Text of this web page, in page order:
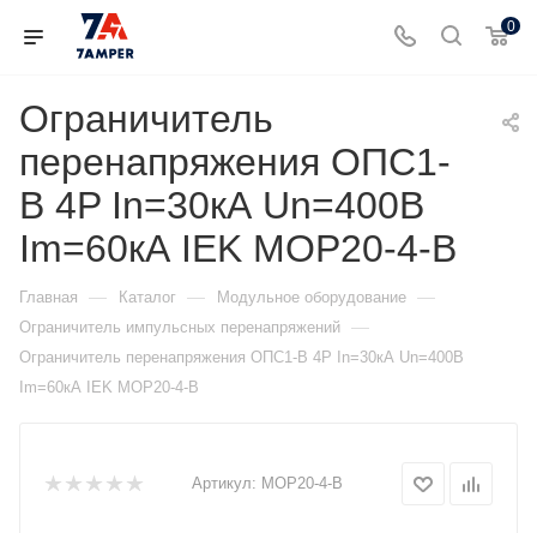
0
Ограничитель
перенапряжения ОПС1-
B 4P In=30кА Un=400В
Im=60кА IEK MOP20-4-B
Главная — Каталог — Модульное оборудование —
Ограничитель импульсных перенапряжений —
Ограничитель перенапряжения ОПС1-B 4P In=30кА Un=400В
Im=60кА IEK MOP20-4-B
Артикул: MOP20-4-B